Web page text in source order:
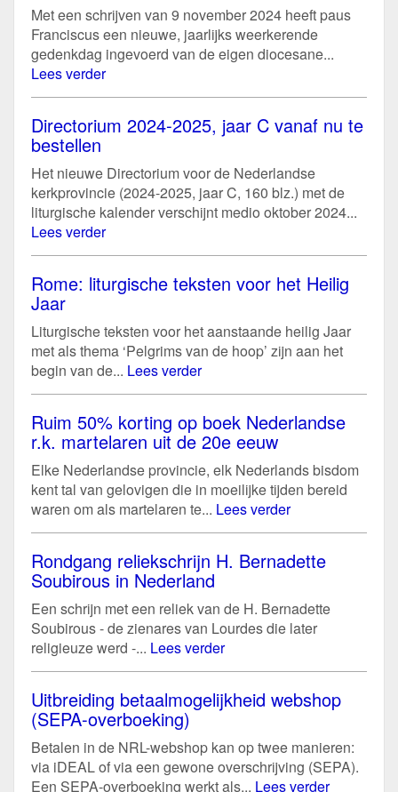
Met een schrijven van 9 november 2024 heeft paus
Franciscus een nieuwe, jaarlijks weerkerende
gedenkdag ingevoerd van de eigen diocesane...
Lees verder
Directorium 2024-2025, jaar C vanaf nu te
bestellen
Het nieuwe Directorium voor de Nederlandse
kerkprovincie (2024-2025, jaar C, 160 blz.) met de
liturgische kalender verschijnt medio oktober 2024...
Lees verder
Rome: liturgische teksten voor het Heilig
Jaar
Liturgische teksten voor het aanstaande heilig Jaar
met als thema ‘Pelgrims van de hoop’ zijn aan het
begin van de... Lees verder
Ruim 50% korting op boek Nederlandse
r.k. martelaren uit de 20e eeuw
Elke Nederlandse provincie, elk Nederlands bisdom
kent tal van gelovigen die in moeilijke tijden bereid
waren om als martelaren te... Lees verder
Rondgang reliekschrijn H. Bernadette
Soubirous in Nederland
Een schrijn met een reliek van de H. Bernadette
Soubirous - de zienares van Lourdes die later
religieuze werd -... Lees verder
Uitbreiding betaalmogelijkheid webshop
(SEPA-overboeking)
Betalen in de NRL-webshop kan op twee manieren:
via iDEAL of via een gewone overschrijving (SEPA).
Een SEPA-overboeking werkt als... Lees verder